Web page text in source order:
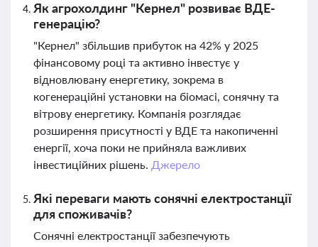
Як агрохолдинг "Кернел" розвиває ВДЕ-
генерацію?
"Кернел" збільшив прибуток на 42% у 2025
фінансовому році та активно інвестує у
відновлювану енергетику, зокрема в
когенераційні установки на біомасі, сонячну та
вітрову енергетику. Компанія розглядає
розширення присутності у ВДЕ та накопиченні
енергії, хоча поки не прийняла важливих
інвестиційних рішень. Джерело
Які переваги мають сонячні електростанції
для споживачів?
Сонячні електростанції забезпечують